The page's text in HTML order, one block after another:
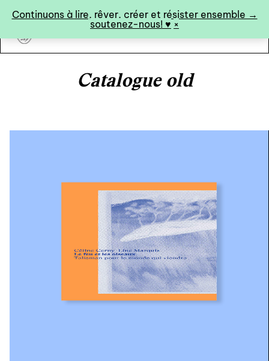
Continuons à lire, rêver, créer et résister ensemble →
soutenez-nous! ♥︎ ×
art&fiction
catalogue complet
à paraître
éditions de tête
programmes semestriels
agenda
Catalogue old